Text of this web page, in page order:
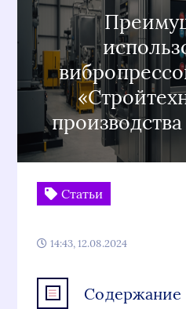
Статьи
14:43, 12.08.2024
Содержание